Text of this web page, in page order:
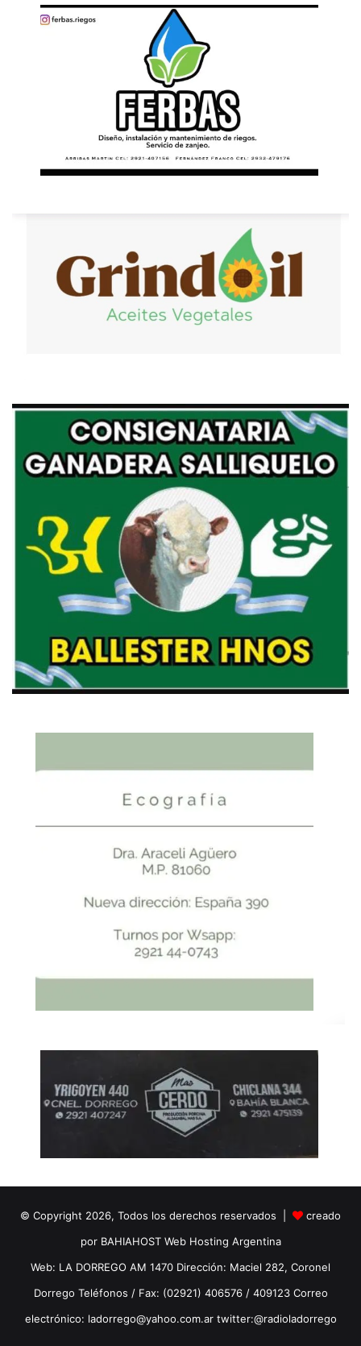
© Copyright 2026, Todos los derechos reservados |
creado
por BAHIAHOST Web Hosting Argentina
Web: LA DORREGO AM 1470 Dirección: Maciel 282, Coronel
Dorrego Teléfonos / Fax: (02921) 406576 / 409123 Correo
electrónico: ladorrego@yahoo.com.ar twitter:@radioladorrego